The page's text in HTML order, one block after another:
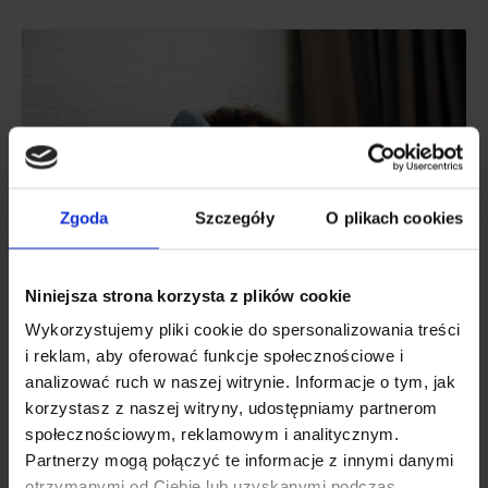
Zgoda Szczegóły O plikach cookies
Niniejsza strona korzysta z plików cookie
Wykorzystujemy pliki cookie do spersonalizowania treści
i reklam, aby oferować funkcje społecznościowe i
analizować ruch w naszej witrynie. Informacje o tym, jak
korzystasz z naszej witryny, udostępniamy partnerom
społecznościowym, reklamowym i analitycznym.
Partnerzy mogą połączyć te informacje z innymi danymi
MIND
22+ beste kalmeringspillen zonder recept
in 2024